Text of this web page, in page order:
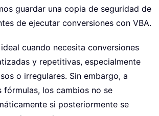
guardar una copia de seguridad de
de ejecutar conversiones con VBA.
cuando necesita conversiones
y repetitivas, especialmente
o irregulares. Sin embargo, a
fórmulas, los cambios no se
si posteriormente se